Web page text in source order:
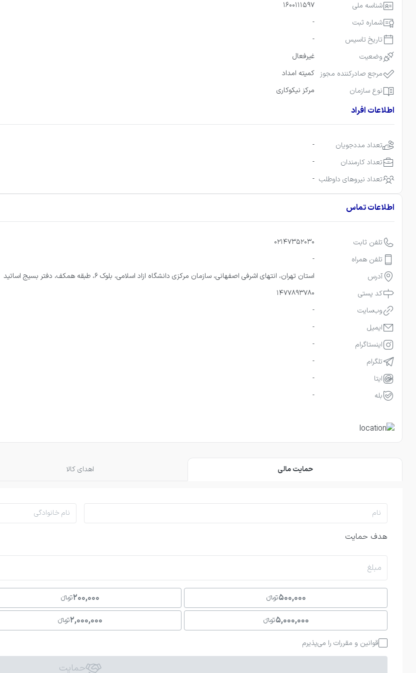
شناسه ملی
1600111597
شماره ثبت
-
تاریخ تاسیس
-
وضعیت
غیرفعال
مرجع صادرکننده مجوز کمیته امداد
نوع سازمان
مرکز نیکوکاری
اطلاعات افراد
تعداد مددجویان
-
تعداد کارمندان
-
تعداد نیروهای داوطلب -
اطلاعات تماس
تلفن ثابت
02147352030
تلفن همراه
-
‌آدرس
استان تهران، انتهای اشرفی اصفهانی، سازمان مرکزی دانشگاه ازاد اسلامی، بلوک ۶، طبقه همکف، دفتر بسیج اساتید
کد پستی
1477893780
وب‌سایت
-
ایمیل
-
اینستاگرام
-
تلگرام
-
ایتا
-
بله
-
حمایت مالی اهدای کالا
هدف حمایت
مبلغ
200,000تومانءءء 500,000تومانءءء
2,000,000تومانءءء 5,000,000تومانءءء
قوانین و مقررات را می‌پذیرم
حمایت